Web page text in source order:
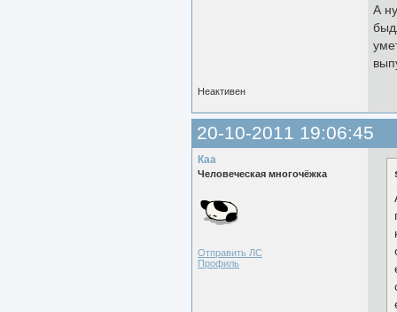
А
Неактивен
20-10-2011 19:06:45
Каа
Человеческая многочёжка
Отправить ЛС
Профиль